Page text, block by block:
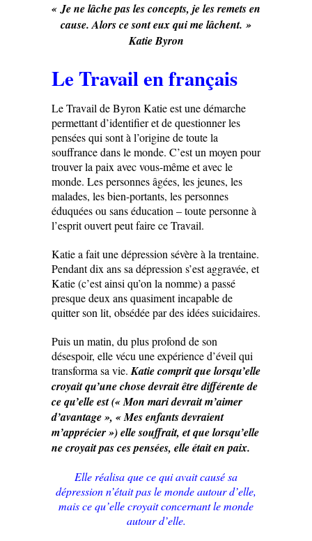
« Je ne lâche pas les concepts, je les remets en
cause. Alors ce sont eux qui me lâchent. »
Katie Byron
Le Travail en français
Le Travail de Byron Katie est une démarche
permettant d’identifier et de questionner les
pensées qui sont à l’origine de toute la
souffrance dans le monde. C’est un moyen pour
trouver la paix avec vous-même et avec le
monde. Les personnes âgées, les jeunes, les
malades, les bien-portants, les personnes
éduquées ou sans éducation – toute personne à
l’esprit ouvert peut faire ce Travail.
Katie a fait une dépression sévère à la trentaine.
Pendant dix ans sa dépression s’est aggravée, et
Katie (c’est ainsi qu’on la nomme) a passé
presque deux ans quasiment incapable de
quitter son lit, obsédée par des idées suicidaires.
Puis un matin, du plus profond de son
désespoir, elle vécu une expérience d’éveil qui
transforma sa vie.Katie comprit que lorsqu’elle
croyait qu’une chose devrait être différente de
ce qu’elle est (« Mon mari devrait m’aimer
d’avantage », « Mes enfants devraient
m’apprécier ») elle souffrait, et que lorsqu’elle
ne croyait pas ces pensées, elle était en paix.
Elle réalisa que ce qui avait causé sa
dépression n’était pas le monde autour d’elle,
mais ce qu’elle croyait concernant le monde
autour d’elle.